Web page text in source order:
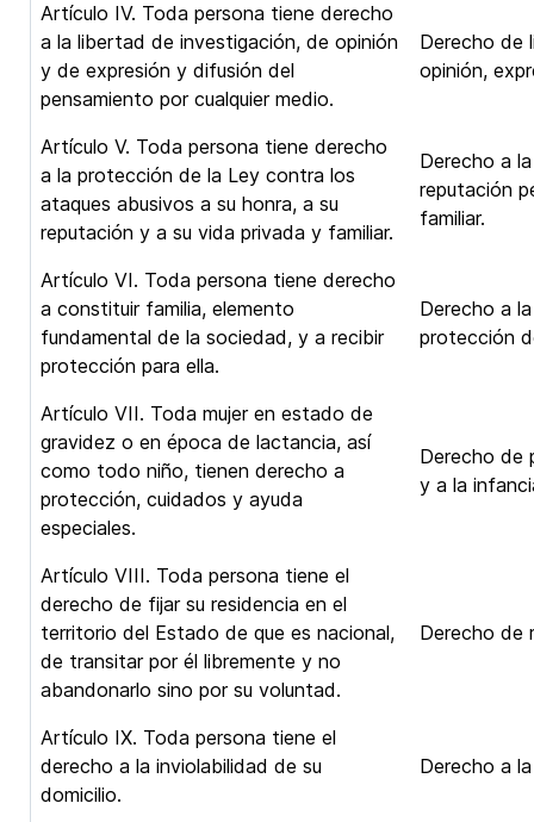
Artículo IV. Toda persona tiene derecho
a la libertad de investigación, de opinión
y de expresión y difusión del
pensamiento por cualquier medio.
Derecho de
opinión,
Artículo V. Toda persona tiene derecho
a la protección de la Ley contra los
ataques abusivos a su honra, a su
reputación y a su vida privada y familiar.
Derecho a
reputación
familiar.
Artículo VI. Toda persona tiene derecho
a constituir familia, elemento
fundamental de la sociedad, y a recibir
protección para ella.
Derecho a
protección
Artículo VII. Toda mujer en estado de
gravidez o en época de lactancia, así
como todo niño, tienen derecho a
protección, cuidados y ayuda
especiales.
Derecho de
y a la
Artículo VIII. Toda persona tiene el
derecho de fijar su residencia en el
territorio del Estado de que es nacional,
de transitar por él libremente y no
abandonarlo sino por su voluntad.
Derecho de
Artículo IX. Toda persona tiene el
derecho a la inviolabilidad de su
domicilio.
Derecho a